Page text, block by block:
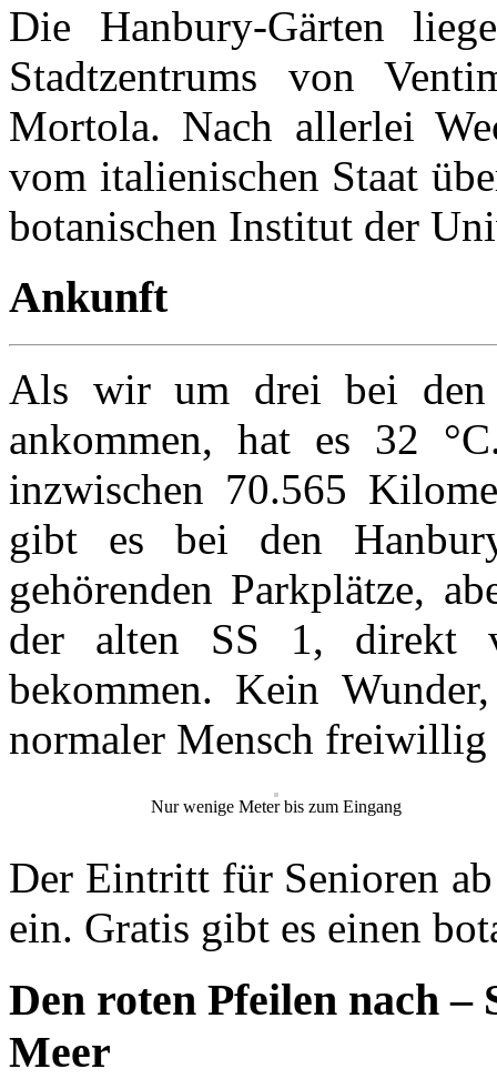
Die Hanbury-Gärten
Stadtzentrums von
Mortola. Nach allerlei
vom italienischen Staat
botanischen Institut der
Ankunft
Als wir um drei bei den
ankommen, hat es 32
inzwischen 70.565
gibt es bei den
gehörenden Parkplätze,
der alten SS 1, direkt
bekommen. Kein
normaler Mensch freiwillig
Nur wenige Meter bis zum Eingang
Der Eintritt für Senioren
ein. Gratis gibt es einen
Den roten Pfeilen nach
Meer